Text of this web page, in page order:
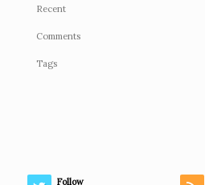
Recent
Comments
Tags
Follow